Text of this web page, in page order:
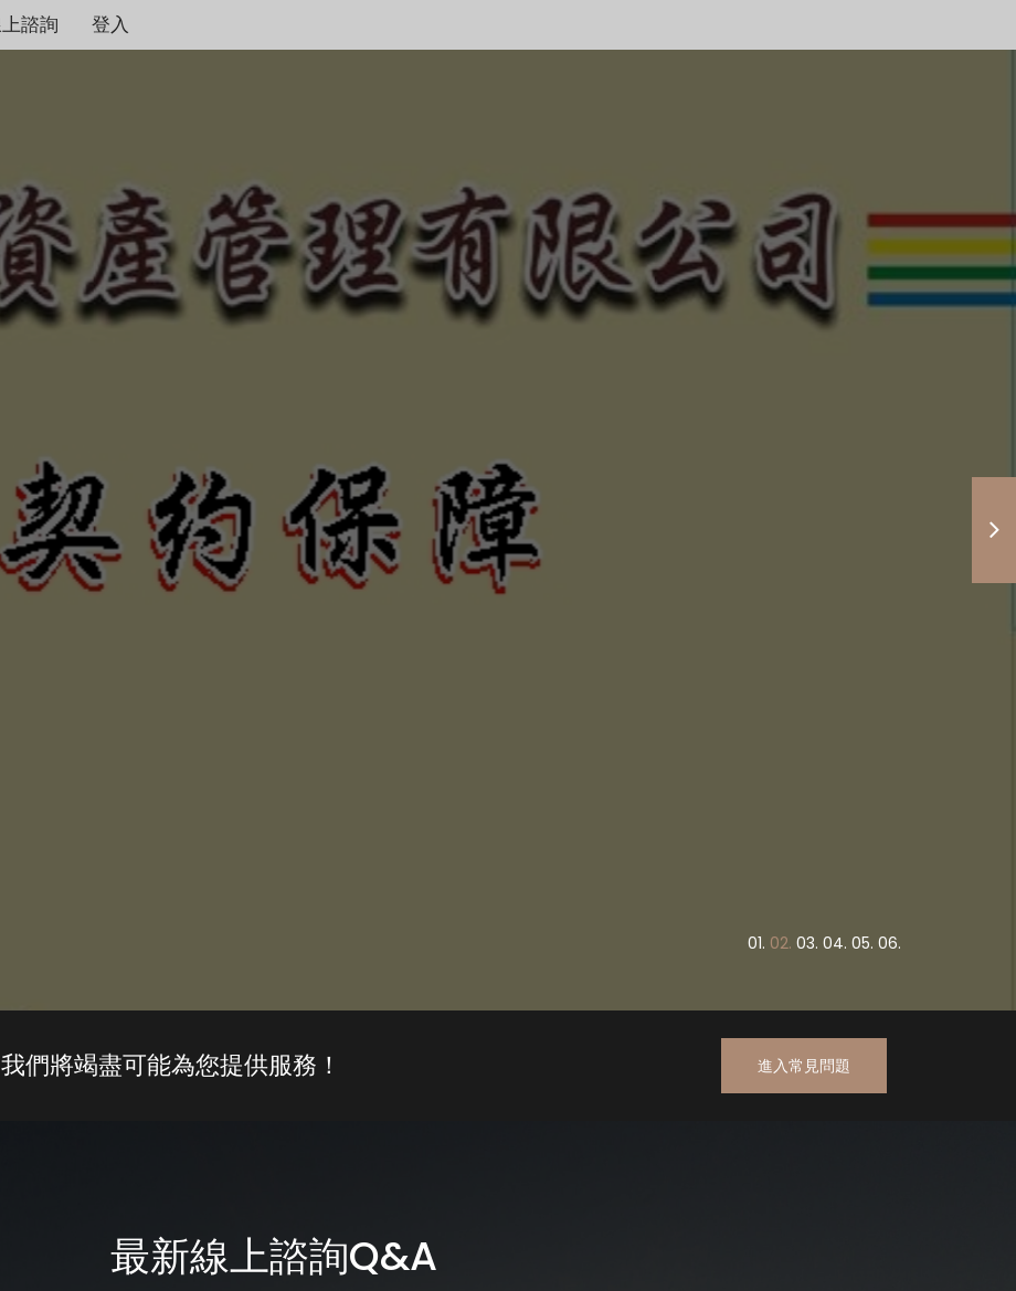
諮詢 登入
契約保障！
本公司秉持著合情合理合法、正規經營、健全制
度，只要是合法有憑據的債權！
力、困難度高低與
否，定當竭盡心力
01. 02. 03. 04. 05. 06.
們將竭盡可能為您提供服務！ 進入常見問題
最新線上諮詢Q&A